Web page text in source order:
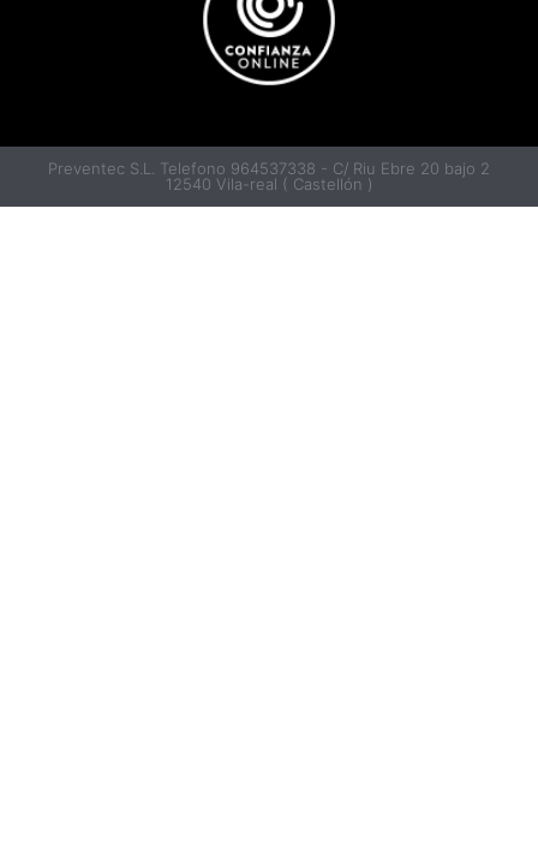
Preventec S.L. Telefono 964537338 - C/ Riu Ebre 20 bajo 2
12540 Vila-real ( Castellón )